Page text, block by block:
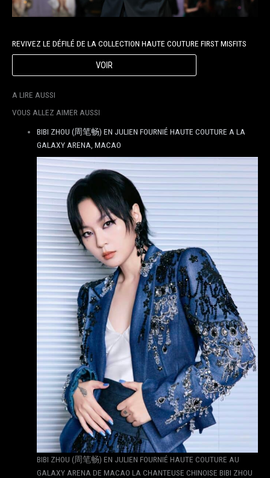
REVIVEZ LE DÉFILÉ DE LA COLLECTION HAUTE COUTURE FIRST MISFITS
VOIR
A LIRE AUSSI
VOUS ALLEZ AIMER AUSSI
BIBI ZHOU (周笔畅) EN JULIEN FOURNIÉ HAUTE COUTURE A LA
GALAXY ARENA, MACAO
BIBI ZHOU (周笔畅) EN JULIEN FOURNIÉ HAUTE COUTURE AU
GALAXY ARENA DE MACAO LA CHANTEUSE CHINOISE BIBI ZHOU